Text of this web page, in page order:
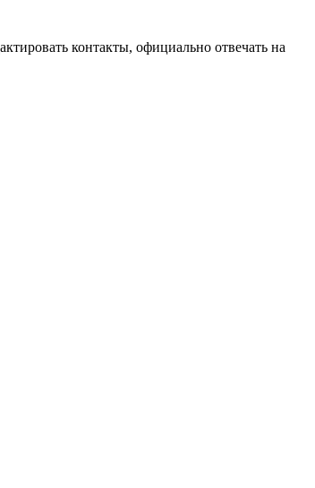
контакты, официально отвечать на